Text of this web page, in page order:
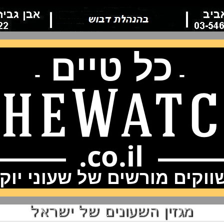
- כל טיים -
מורשים של שעוני